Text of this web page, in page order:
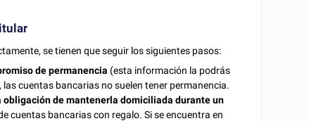
se tienen que seguir los siguientes pasos:
de permanencia (esta información la podrás
cuentas bancarias no suelen tener permanencia.
obligación de mantenerla domiciliada durante un
cuentas bancarias con regalo. Si se encuentra en